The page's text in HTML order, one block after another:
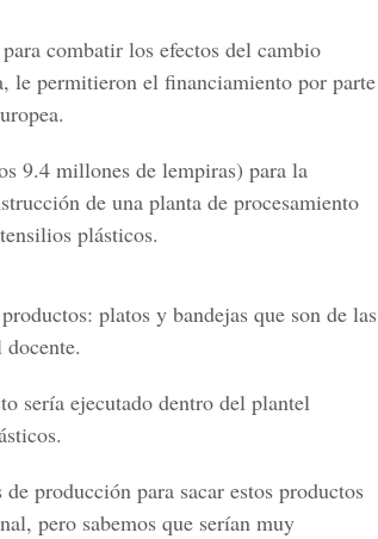
combatir los efectos del cambio
le permitieron el financiamiento por parte
9.4 millones de lempiras) para la
de una planta de procesamiento
plásticos.
platos y bandejas que son de las
sería ejecutado dentro del plantel
producción para sacar estos productos
pero sabemos que serían muy